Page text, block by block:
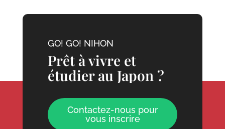
GO! GO! NIHON
Prêt à vivre et
étudier au Japon ?
Contactez-nous pour
vous inscrire